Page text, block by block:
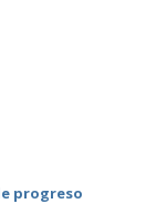
progreso